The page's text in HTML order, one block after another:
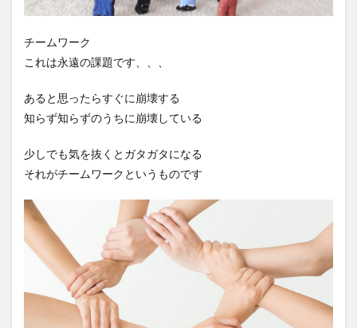
チームワーク
これは永遠の課題です、、、
あると思ったらすぐに崩壊する
知らず知らずのうちに崩壊している
少しでも気を抜くとガタガタになる
それがチームワークというものです